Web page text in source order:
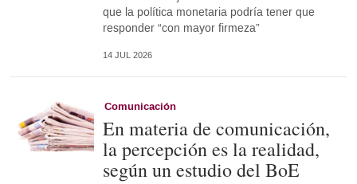
que la política monetaria podría tener que
responder “con mayor firmeza”
14 JUL 2026
Comunicación
En materia de comunicación,
la percepción es la realidad,
según un estudio del BoE